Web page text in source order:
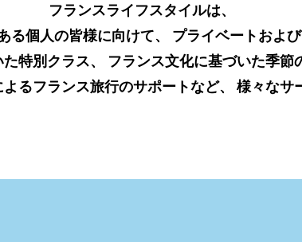
フランスライフスタイルは、
る個人の皆様に向けて、
プライベートおよ
特別クラス、
フランス文化に基づいた季節
よるフランス旅行のサポートなど、 様々なサ